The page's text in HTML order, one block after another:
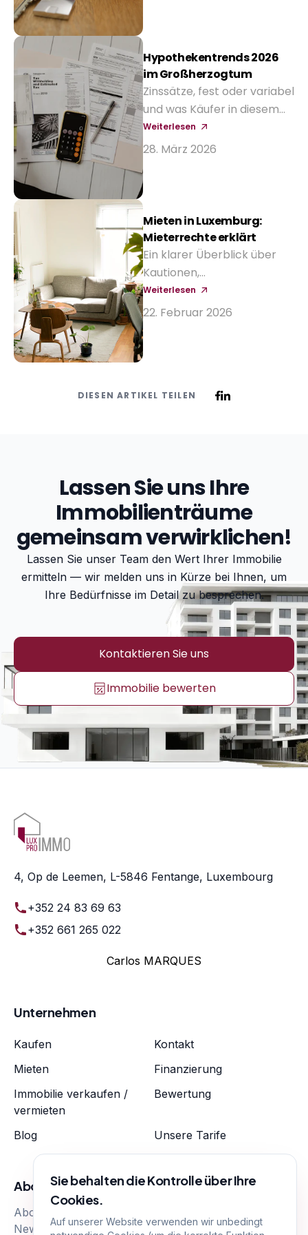
Hypothekentrends 2026
im Großherzogtum
Zinssätze, fest oder variabel
und was Käufer in diesem
Jahr von lokalen Banken
erwarten können.
Weiterlesen
28. März 2026
Mieten in Luxemburg:
Mieterrechte erklärt
Ein klarer Überblick über
Kautionen,
Vertragslaufzeiten und was
Vermieter verlangen
Weiterlesen
22. Februar 2026
DIESEN ARTIKEL TEILEN
Lassen Sie uns Ihre
Immobilienträume
gemeinsam verwirklichen!
Lassen Sie unser Team den Wert Ihrer Immobilie
ermitteln — wir melden uns in Kürze bei Ihnen, um
Ihre Bedürfnisse im Detail zu besprechen.
Kontaktieren Sie uns
Immobilie bewerten
4, Op de Leemen, L-5846 Fentange, Luxembourg
+352 24 83 69 63
+352 661 265 022
Carlos MARQUES
Unternehmen
Kaufen
Kontakt
Mieten
Finanzierung
Immobilie verkaufen /
vermieten
Bewertung
Blog Unsere Tarife
Abonnieren
Abonnieren Sie, um unsere neuesten Immobilien-
News zu erhalten
Sie behalten die Kontrolle über Ihre
Cookies.
Auf unserer Website verwenden wir unbedingt